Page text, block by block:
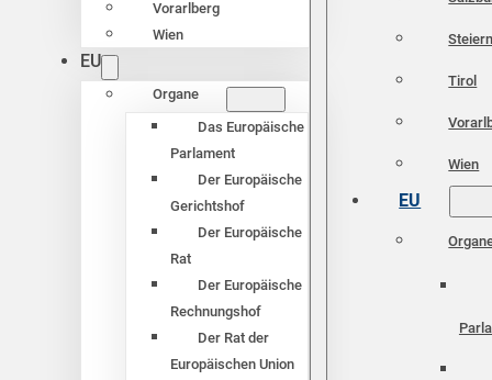
Vorarlberg
Wien
EU
Organe
Das Europäische
Parlament
Der Europäische
Gerichtshof
Der Europäische
Rat
Der Europäische
Rechnungshof
Der Rat der
Europäischen Union
Tirol
Wien
EU